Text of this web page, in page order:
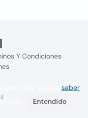
Y Condiciones
saber
uso. Entendido